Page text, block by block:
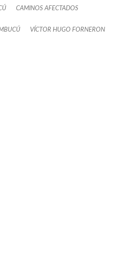
CAMINOS AFECTADOS
VÍCTOR HUGO FORNERON